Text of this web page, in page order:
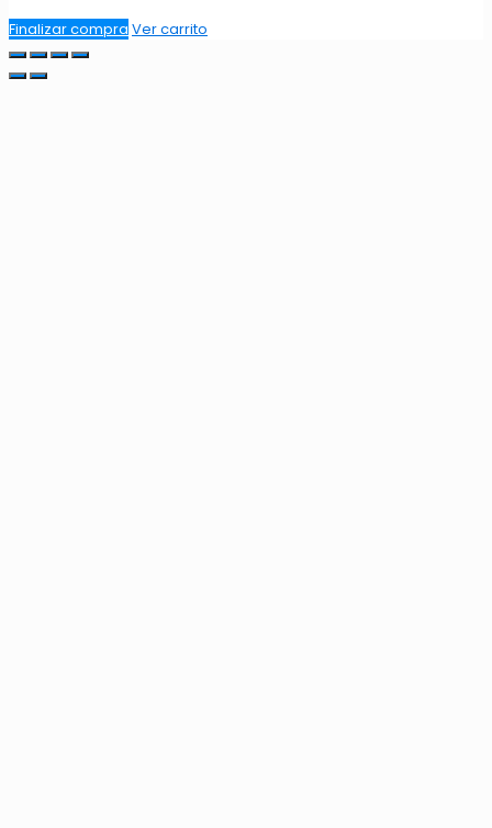
Finalizar compra Ver carrito